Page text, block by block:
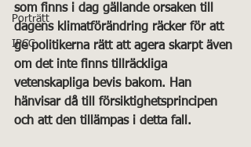
Porträtt
IPCC
som finns i dag gällande orsaken till
dagens klimatförändring räcker för att
ge politikerna rätt att agera skarpt även
om det inte finns tillräckliga
vetenskapliga bevis bakom. Han
hänvisar då till försiktighetsprincipen
och att den tillämpas i detta fall.